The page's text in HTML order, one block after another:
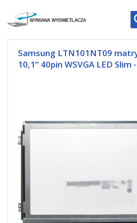
Samsung LTN101NT09
10,1“ 40pin WSVGA LED Slim